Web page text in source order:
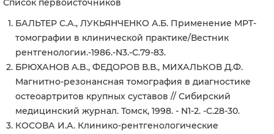
Список первоисточников
БАЛЬТЕР С.А., ЛУКЬЯНЧЕНКО А.Б. Применение МРТ-
томографии в клинической практике/Вестник
рентгенологии.-1986.-N3.-С.79-83.
БРЮХАНОВ A.B., ФЕДОРОВ В.В., МИХАЛЬКОВ Д.Ф.
Магнитно-резонансная томография в диагностике
остеоартритов крупных суставов // Сибирский
медицинский журнал. Томск, 1998. - N1-2. -С.28-30.
КОСОВА И.А. Клинико-рентгенологические